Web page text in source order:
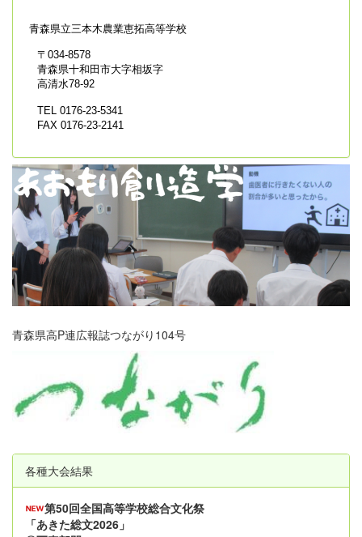
青森県立三本木農業恵拓高等学校
〒034-8578
青森県十和田市大字相坂字
高清水78-92
TEL 0176-23-5341
FAX 0176-23-2141
青森県高P連広報誌つながり104号
各種大会結果
第50回全国高等学校総合文化祭
「あきた総文2026」